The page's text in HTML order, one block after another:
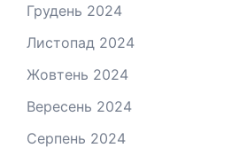
Грудень 2024
Листопад 2024
Жовтень 2024
Вересень 2024
Серпень 2024